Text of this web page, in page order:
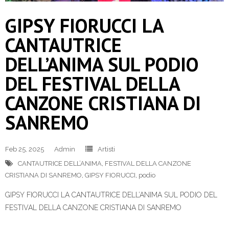
GIPSY FIORUCCI LA
CANTAUTRICE
DELL’ANIMA SUL PODIO
DEL FESTIVAL DELLA
CANZONE CRISTIANA DI
SANREMO
Feb 25, 2025 Admin
Artisti
CANTAUTRICE DELL’ANIMA FESTIVAL DELLA CANZONE
CRISTIANA DI SANREMO GIPSY FIORUCCI podio
GIPSY FIORUCCI LA CANTAUTRICE DELL’ANIMA SUL PODIO DEL
FESTIVAL DELLA CANZONE CRISTIANA DI SANREMO